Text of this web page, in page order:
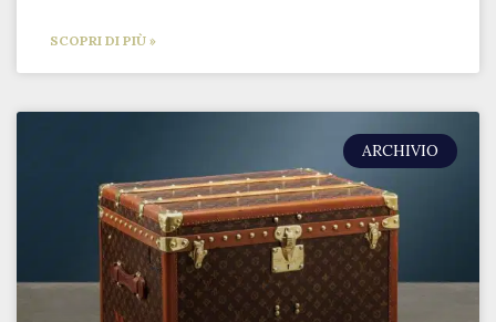
SCOPRI DI PIÙ »
ARCHIVIO